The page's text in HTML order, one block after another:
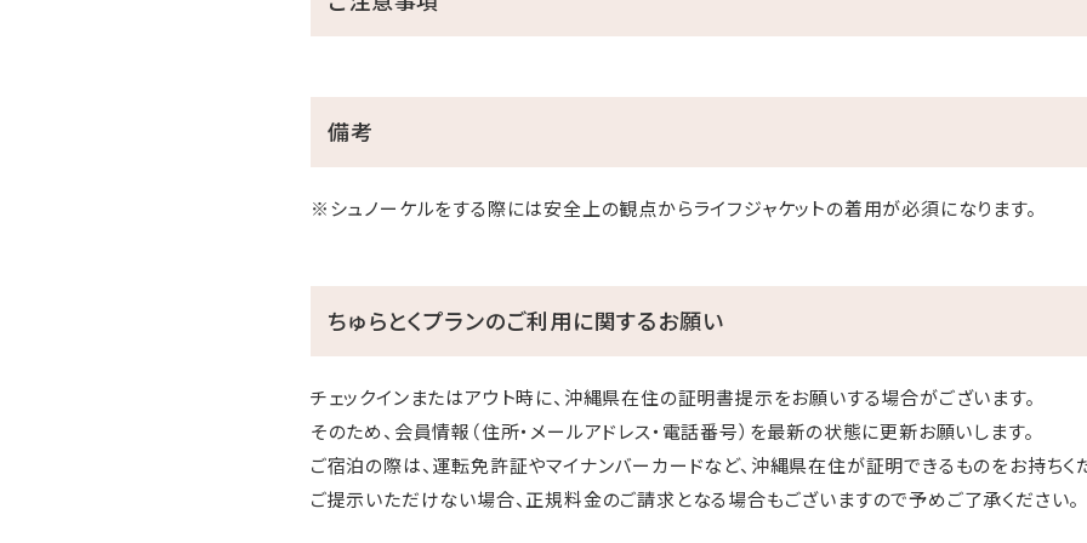
備考
※シュノーケルをする際には安全上の観点からライフジャケットの着用が必須になります。
ちゅらとくプランのご利用に関するお願い
チェックインまたはアウト時に、沖縄県在住の証明書提示をお願いする場合がございます。
そのため、会員情報（住所・メールアドレス・電話番号）を最新の状態に更新お願いします。
ご宿泊の際は、運転免許証やマイナンバーカードなど、沖縄県在住が証明できるものをお持ちく
ご提示いただけない場合、正規料金のご請求となる場合もございますので予めご了承ください。